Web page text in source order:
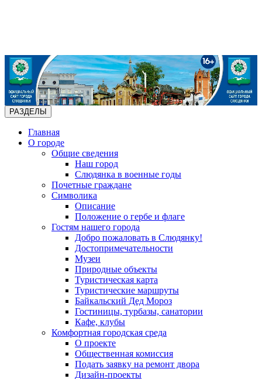
РАЗДЕЛЫ
Главная
О городе
Общие сведения
Наш город
Слюдянка в военные годы
Почетные граждане
Символика
Описание
Положение о гербе и флаге
Гостям нашего города
Добро пожаловать в Слюдянку!
Достопримечательности
Музеи
Природные объекты
Туристическая карта
Туристические маршруты
Байкальский Дед Мороз
Гостиницы, турбазы, санатории
Кафе, клубы
Комфортная городская среда
О проекте
Общественная комиссия
Подать заявку на ремонт двора
Дизайн-проекты